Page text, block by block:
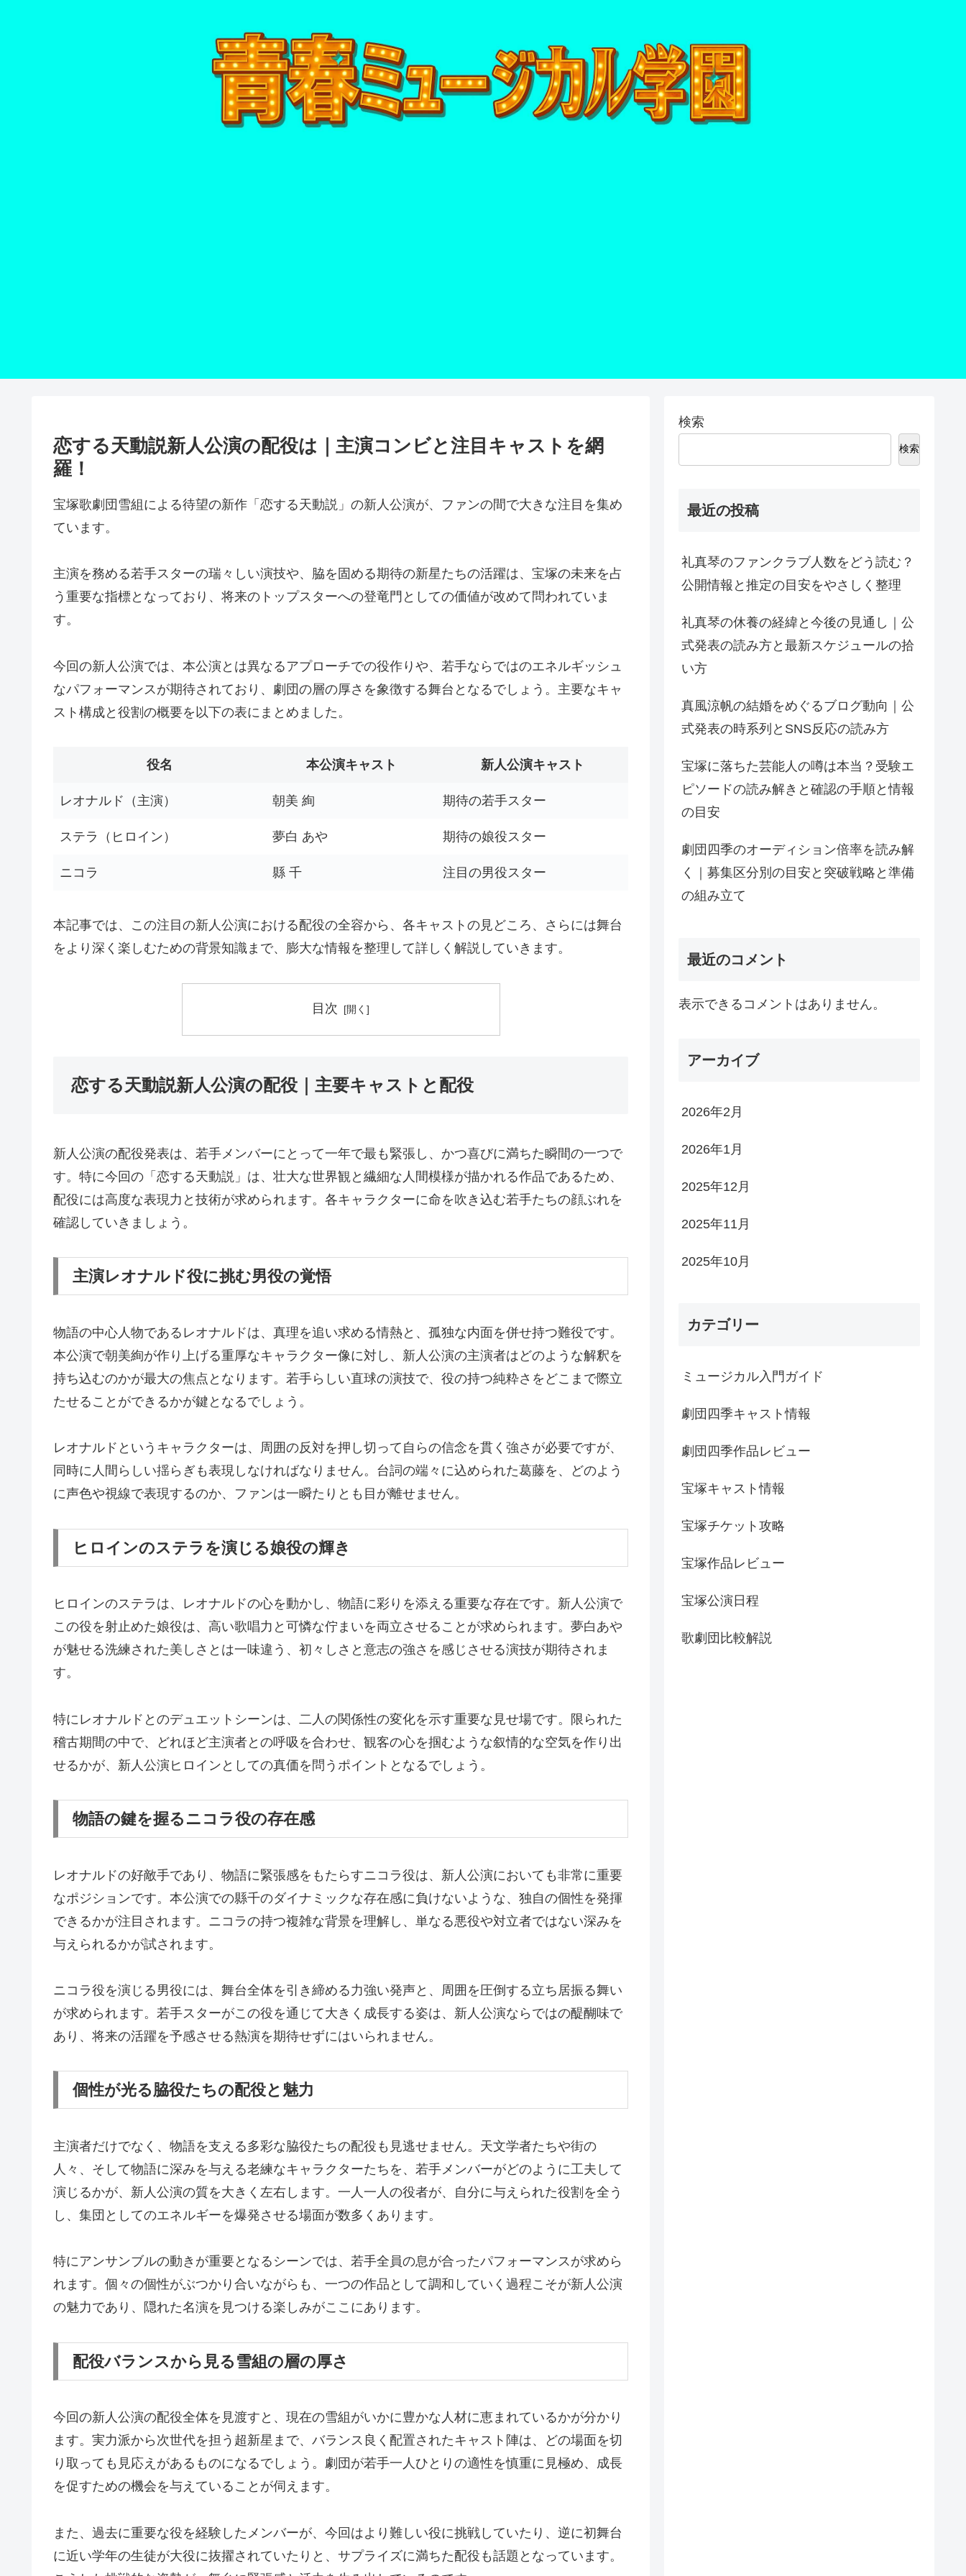
恋する天動説新人公演の配役は｜主演コンビと注目キャストを網
羅！
宝塚歌劇団雪組による待望の新作「恋する天動説」の新人公演が、ファンの間で大きな注目を集め
ています。
主演を務める若手スターの瑞々しい演技や、脇を固める期待の新星たちの活躍は、宝塚の未来を占
う重要な指標となっており、将来のトップスターへの登竜門としての価値が改めて問われていま
す。
今回の新人公演では、本公演とは異なるアプローチでの役作りや、若手ならではのエネルギッシュ
なパフォーマンスが期待されており、劇団の層の厚さを象徴する舞台となるでしょう。主要なキャ
スト構成と役割の概要を以下の表にまとめました。
役名 本公演キャスト 新人公演キャスト
レオナルド（主演） 朝美 絢 期待の若手スター
ステラ（ヒロイン） 夢白 あや 期待の娘役スター
ニコラ 縣 千 注目の男役スター
本記事では、この注目の新人公演における配役の全容から、各キャストの見どころ、さらには舞台
をより深く楽しむための背景知識まで、膨大な情報を整理して詳しく解説していきます。
目次
恋する天動説新人公演の配役｜主要キャストと配役
新人公演の配役発表は、若手メンバーにとって一年で最も緊張し、かつ喜びに満ちた瞬間の一つで
す。特に今回の「恋する天動説」は、壮大な世界観と繊細な人間模様が描かれる作品であるため、
配役には高度な表現力と技術が求められます。各キャラクターに命を吹き込む若手たちの顔ぶれを
確認していきましょう。
主演レオナルド役に挑む男役の覚悟
物語の中心人物であるレオナルドは、真理を追い求める情熱と、孤独な内面を併せ持つ難役です。
本公演で朝美絢が作り上げる重厚なキャラクター像に対し、新人公演の主演者はどのような解釈を
持ち込むのかが最大の焦点となります。若手らしい直球の演技で、役の持つ純粋さをどこまで際立
たせることができるかが鍵となるでしょう。
レオナルドというキャラクターは、周囲の反対を押し切って自らの信念を貫く強さが必要ですが、
同時に人間らしい揺らぎも表現しなければなりません。台詞の端々に込められた葛藤を、どのよう
に声色や視線で表現するのか、ファンは一瞬たりとも目が離せません。
ヒロインのステラを演じる娘役の輝き
ヒロインのステラは、レオナルドの心を動かし、物語に彩りを添える重要な存在です。新人公演で
この役を射止めた娘役は、高い歌唱力と可憐な佇まいを両立させることが求められます。夢白あや
が魅せる洗練された美しさとは一味違う、初々しさと意志の強さを感じさせる演技が期待されま
す。
特にレオナルドとのデュエットシーンは、二人の関係性の変化を示す重要な見せ場です。限られた
稽古期間の中で、どれほど主演者との呼吸を合わせ、観客の心を掴むような叙情的な空気を作り出
せるかが、新人公演ヒロインとしての真価を問うポイントとなるでしょう。
物語の鍵を握るニコラ役の存在感
レオナルドの好敵手であり、物語に緊張感をもたらすニコラ役は、新人公演においても非常に重要
なポジションです。本公演での縣千のダイナミックな存在感に負けないような、独自の個性を発揮
できるかが注目されます。ニコラの持つ複雑な背景を理解し、単なる悪役や対立者ではない深みを
与えられるかが試されます。
ニコラ役を演じる男役には、舞台全体を引き締める力強い発声と、周囲を圧倒する立ち居振る舞い
が求められます。若手スターがこの役を通じて大きく成長する姿は、新人公演ならではの醍醐味で
あり、将来の活躍を予感させる熱演を期待せずにはいられません。
個性が光る脇役たちの配役と魅力
主演者だけでなく、物語を支える多彩な脇役たちの配役も見逃せません。天文学者たちや街の
人々、そして物語に深みを与える老練なキャラクターたちを、若手メンバーがどのように工夫して
演じるかが、新人公演の質を大きく左右します。一人一人の役者が、自分に与えられた役割を全う
し、集団としてのエネルギーを爆発させる場面が数多くあります。
特にアンサンブルの動きが重要となるシーンでは、若手全員の息が合ったパフォーマンスが求めら
れます。個々の個性がぶつかり合いながらも、一つの作品として調和していく過程こそが新人公演
の魅力であり、隠れた名演を見つける楽しみがここにあります。
配役バランスから見る雪組の層の厚さ
今回の新人公演の配役全体を見渡すと、現在の雪組がいかに豊かな人材に恵まれているかが分かり
ます。実力派から次世代を担う超新星まで、バランス良く配置されたキャスト陣は、どの場面を切
り取っても見応えがあるものになるでしょう。劇団が若手一人ひとりの適性を慎重に見極め、成長
を促すための機会を与えていることが伺えます。
また、過去に重要な役を経験したメンバーが、今回はより難しい役に挑戦していたり、逆に初舞台
に近い学年の生徒が大役に抜擢されていたりと、サプライズに満ちた配役も話題となっています。
検索
検索
最近の投稿
礼真琴のファンクラブ人数をどう読む？
公開情報と推定の目安をやさしく整理
礼真琴の休養の経緯と今後の見通し｜公
式発表の読み方と最新スケジュールの拾
い方
真風涼帆の結婚をめぐるブログ動向｜公
式発表の時系列とSNS反応の読み方
宝塚に落ちた芸能人の噂は本当？受験エ
ピソードの読み解きと確認の手順と情報
の目安
劇団四季のオーディション倍率を読み解
く｜募集区分別の目安と突破戦略と準備
の組み立て
最近のコメント
表示できるコメントはありません。
アーカイブ
2026年2月
2026年1月
2025年12月
2025年11月
2025年10月
カテゴリー
ミュージカル入門ガイド
劇団四季キャスト情報
劇団四季作品レビュー
宝塚キャスト情報
宝塚チケット攻略
宝塚作品レビュー
宝塚公演日程
歌劇団比較解説